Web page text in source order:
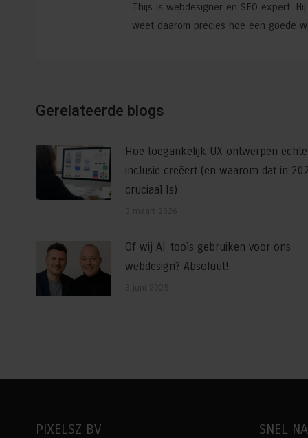
Thijs is webdesigner en SEO expert.
weet daarom precies hoe een goede
Gerelateerde blogs
Hoe toegankelijk UX ontwerpen echte
inclusie creëert (en waarom dat in
cruciaal Is)
Of wij AI-tools gebruiken voor ons
webdesign? Absoluut!
PIXELSZ BV SNEL